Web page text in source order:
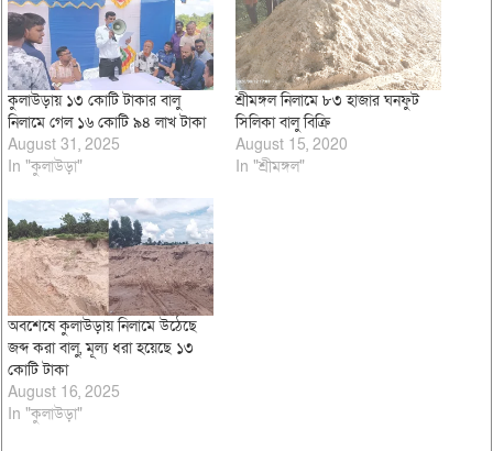
কুলাউড়ায় ১৩ কোটি টাকার বালু
নিলামে গেল ১৬ কোটি ৯৪ লাখ টাকা
August 31, 2025
In "কুলাউড়া"
শ্রীমঙ্গল নিলামে ৮৩ হাজার ঘনফুট
সিলিকা বালু বিক্রি
August 15, 2020
In "শ্রীমঙ্গল"
অবশেষে কুলাউড়ায় নিলামে উঠেছে
জব্দ করা বালু, মূল্য ধরা হয়েছে ১৩
কোটি টাকা
August 16, 2025
In "কুলাউড়া"